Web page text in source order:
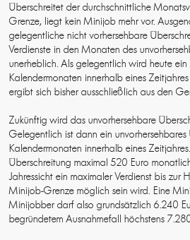
Überschreitet der durchschnittliche
Grenze, liegt kein Minijob mehr vor.
gelegentliche nicht vorhersehbare
Verdienste in den Monaten des
unerheblich. Als gelegentlich wird heute
Kalendermonaten innerhalb eines
ergibt sich bisher ausschließlich aus den
Zukünftig wird das unvorhersehbare
Gelegentlich ist dann ein
Kalendermonaten innerhalb eines
Überschreitung maximal 520 Euro
Jahressicht ein maximaler Verdienst bis zur
Minijob-Grenze möglich sein wird. Eine
Minijobber darf also grundsätzlich 6.240
begründetem Ausnahmefall höchstens